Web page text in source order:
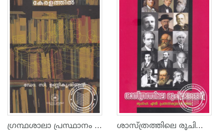
ഗ്രന്ഥശാലാ പ്രസ്ഥാനം കേരളത്തില്‍ ശാസ്ത്രത്തിലെ രുചിഭേദങ്ങള്‍